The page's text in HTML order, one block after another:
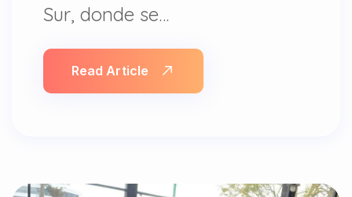
Sur, donde se…
Read Article